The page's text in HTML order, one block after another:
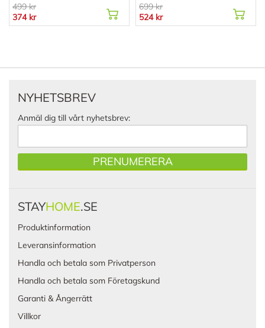
499 kr
374 kr
699 kr
524 kr
NYHETSBREV
Anmäl dig till vårt nyhetsbrev:
PRENUMERERA
STAYHOME.SE
Produktinformation
Leveransinformation
Handla och betala som Privatperson
Handla och betala som Företagskund
Garanti & Ångerrätt
Villkor